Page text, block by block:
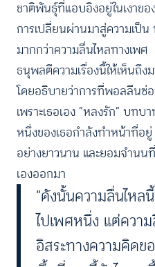
ชาติพันธุ์ที่แอบอิงอยู่ในเงาข
การเปลี่ยนผ่านมาสู่ความเป็
มากกว่าความลื่นไหลทางเพศ
ธนุพลตีความเรื่องนี้ให้เห็นถึง
โดยอธิบายว่าการที่พอลลีนซ่
เพราะเธอเอง “หลงรัก” บท
หนึ่งของเธอกำลังทำหน้าที่อ
อย่างยาวนาน และยอมจำนน
เองออกมา
“ดังนั้นความลื่นไหล
ไปเพศหนึ่ง แต่ควา
อิสระทางความคิดขอ